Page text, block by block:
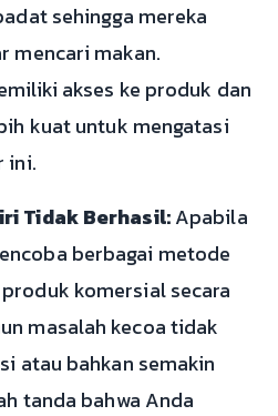
sehingga mereka
mencari makan.
akses ke produk dan
kuat untuk mengatasi
ini.
Tidak Berhasil:Apabila
berbagai metode
komersial secara
masalah kecoa tidak
atau bahkan semakin
tanda bahwa Anda